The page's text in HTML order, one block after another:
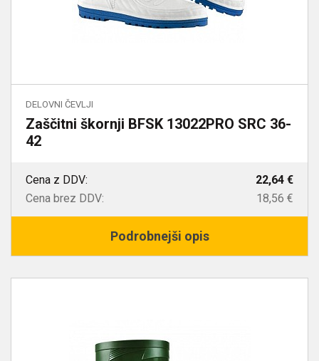
DELOVNI ČEVLJI
Zaščitni škornji BFSK 13022PRO SRC 36-
42
Cena z DDV:
22,64 €
Cena brez DDV:
18,56 €
Podrobnejši opis